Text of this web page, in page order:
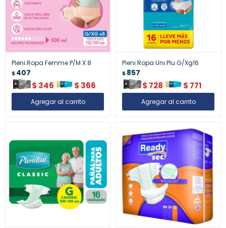
Pleni.Ropa Femme P/M X 8
$407
$ 346 $ 366
Pleni.Ropa Uni.Plu G/Xg16
$857
$ 728 $ 771